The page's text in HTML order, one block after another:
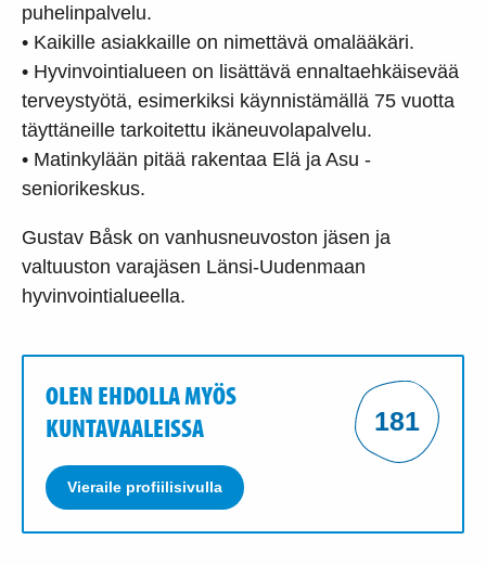
puhelinpalvelu.
• Kaikille asiakkaille on nimettävä omalääkäri.
• Hyvinvointialueen on lisättävä ennaltaehkäisevää
terveystyötä, esimerkiksi käynnistämällä 75 vuotta
täyttäneille tarkoitettu ikäneuvolapalvelu.
• Matinkylään pitää rakentaa Elä ja Asu -
seniorikeskus.
Gustav Båsk on vanhusneuvoston jäsen ja
valtuuston varajäsen Länsi-Uudenmaan
hyvinvointialueella.
OLEN EHDOLLA MYÖS
KUNTAVAALEISSA
Vieraile profiilisivulla
181